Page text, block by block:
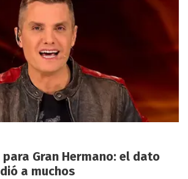
para Gran Hermano: el dato
a muchos